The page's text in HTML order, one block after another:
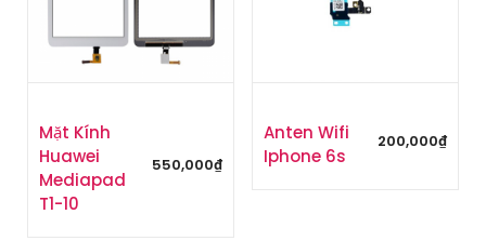
Mặt Kính
Huawei
Mediapad
T1-10
550,000₫
Anten Wifi
Iphone 6s
200,000₫